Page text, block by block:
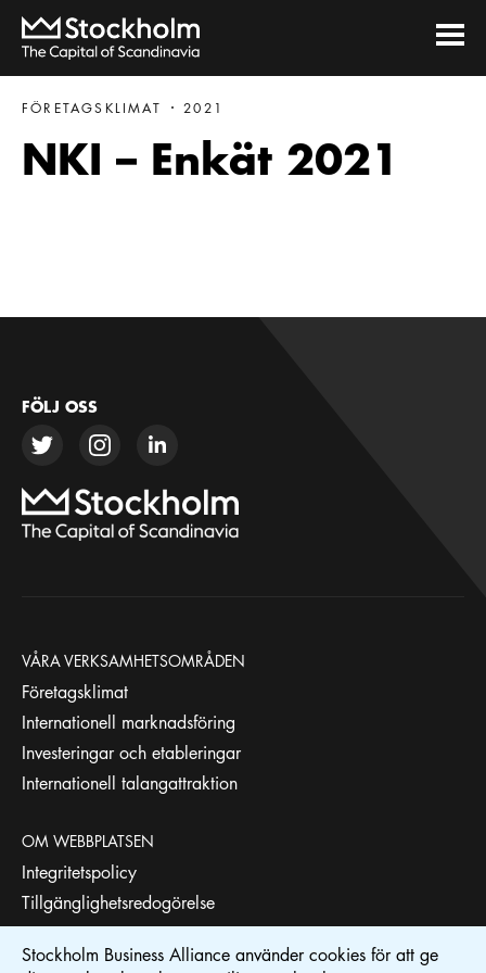
FÖRETAGSKLIMAT 2021
NKI – Enkät 2021
Stockholm Business Alliance använder cookies för att ge
FÖLJ OSS
VÅRA VERKSAMHETSOMRÅDEN
Företagsklimat
Internationell marknadsföring
Investeringar och etableringar
Internationell talangattraktion
OM WEBBPLATSEN
Integritetspolicy
Tillgänglighetsredogörelse
STOCKHOLM BUSINESS REGION